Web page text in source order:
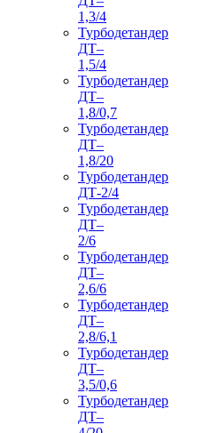
1,3/4
Турбодетандер
ДТ–
1,5/4
Турбодетандер
ДТ–
1,8/0,7
Турбодетандер
ДТ–
1,8/20
Турбодетандер
ДТ-2/4
Турбодетандер
ДТ–
2/6
Турбодетандер
ДТ–
2,6/6
Турбодетандер
ДТ–
2,8/6,1
Турбодетандер
ДТ–
3,5/0,6
Турбодетандер
ДТ–